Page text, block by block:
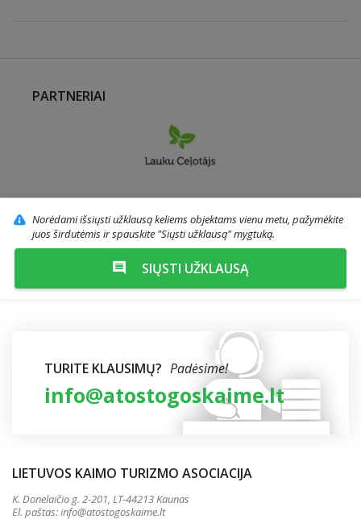
PARTNERIAI
Norėdami išsiųsti užklausą keliems objektams vienu metu, pažymėkite
juos širdutėmis ir spauskite "Siųsti užklausą" mygtuką.
SIŲSTI UŽKLAUSĄ
TURITE KLAUSIMŲ? Padėsime!
info@atostogoskaime.lt
LIETUVOS KAIMO TURIZMO ASOCIACIJA
K. Donelaičio g. 2-201, LT-44213 Kaunas
El. paštas:info@atostogoskaime.lt